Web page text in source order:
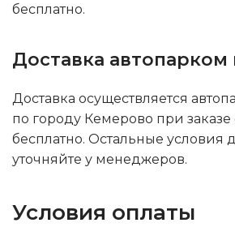
бесплатно.
Доставка
Доставка осуществляется
по городу Кемерово при заказе
бесплатно. Остальные условия
уточняйте у менеджеров.
Условия оплаты